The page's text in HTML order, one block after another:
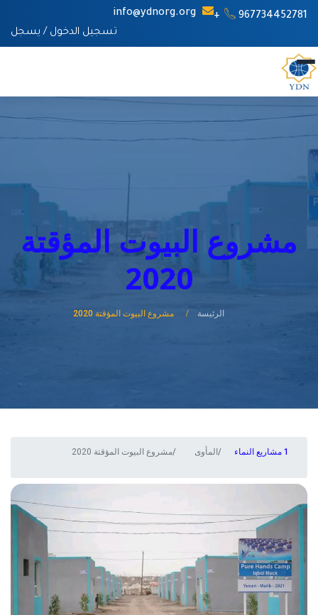
967734452781+
info@ydnorg.org
تسجيل الدخول / يسجل
مشروع البيوت المؤقتة
2020
الرئيسة مشروع البيوت المؤقتة 2020
مشاريع النماء المأوى مشروع البيوت المؤقتة 2020